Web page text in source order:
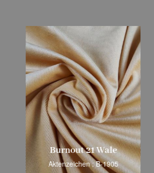
Burnout 21 Wale
Aktenzeichen : B-1905